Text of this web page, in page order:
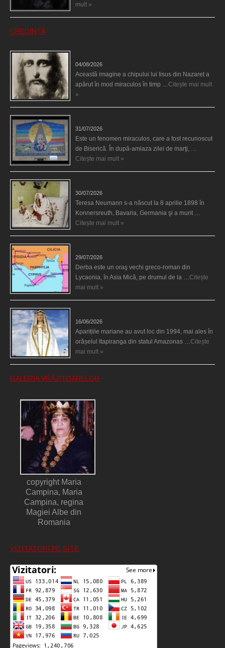
mult »
CREDINȚĂ
04/08/2026
Această imagine a chipului lui Iisus din Nazaret a
apărut în mod miraculos în timp …Citește mai mult
»
31/07/2026
Este un fenomen miraculos, care a fost recunoscut
de Biserică. În după-amiaza zilei de marţi, …
Citește mai mult »
30/07/2026
Teresa Neumann s-a născut la 8 aprilie 1898 în
Konnersreuth, Bavaria, Germania şi a murit …
Citește mai mult »
29/07/2026
Derba este un oraş vechi greco-roman din
Lycaonia, în Asia Mică, pe drumul de la …Citește
mai mult »
16/06/2026
Aparițiile mariane au avut loc din 1994, mai ales în
orășelul Itapiranga din statul Amazonas …Citește
mai mult »
GALERIA VRĂJITOARELOR
copyright Maria
Campina, Maria
Campina, regina
Magiei Albe din
Romania
VIZITATORI PE SITE